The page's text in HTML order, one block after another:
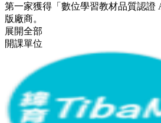
第一家獲得「數位學習教材品質認證
版廠商。
展開全部
開課單位